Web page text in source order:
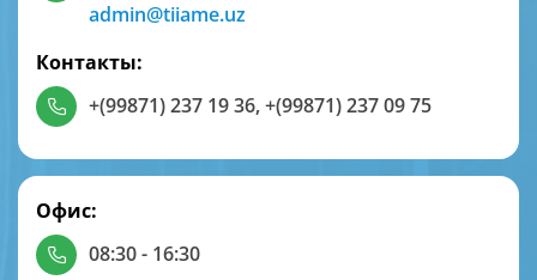
admin@tiiame.uz
Контакты:
+(99871) 237 19 36,+(99871) 237 09 75
Офис:
08:30 - 16:30